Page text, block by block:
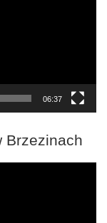
06:37
Brzezinach